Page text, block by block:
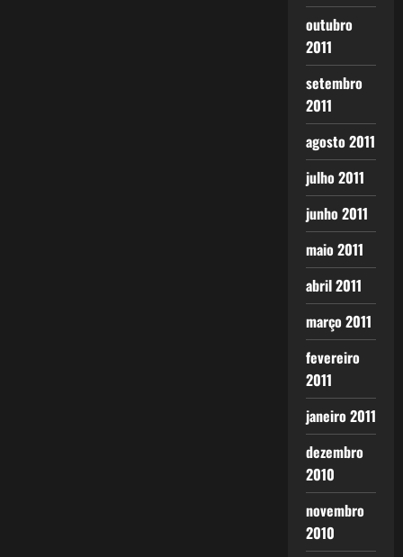
outubro
2011
setembro
2011
agosto 2011
julho 2011
junho 2011
maio 2011
abril 2011
março 2011
fevereiro
2011
janeiro 2011
dezembro
2010
novembro
2010